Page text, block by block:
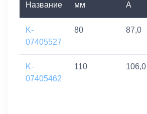
Название
мм
A
K-
07405527
80 87,0
K-
07405462
110 106,0